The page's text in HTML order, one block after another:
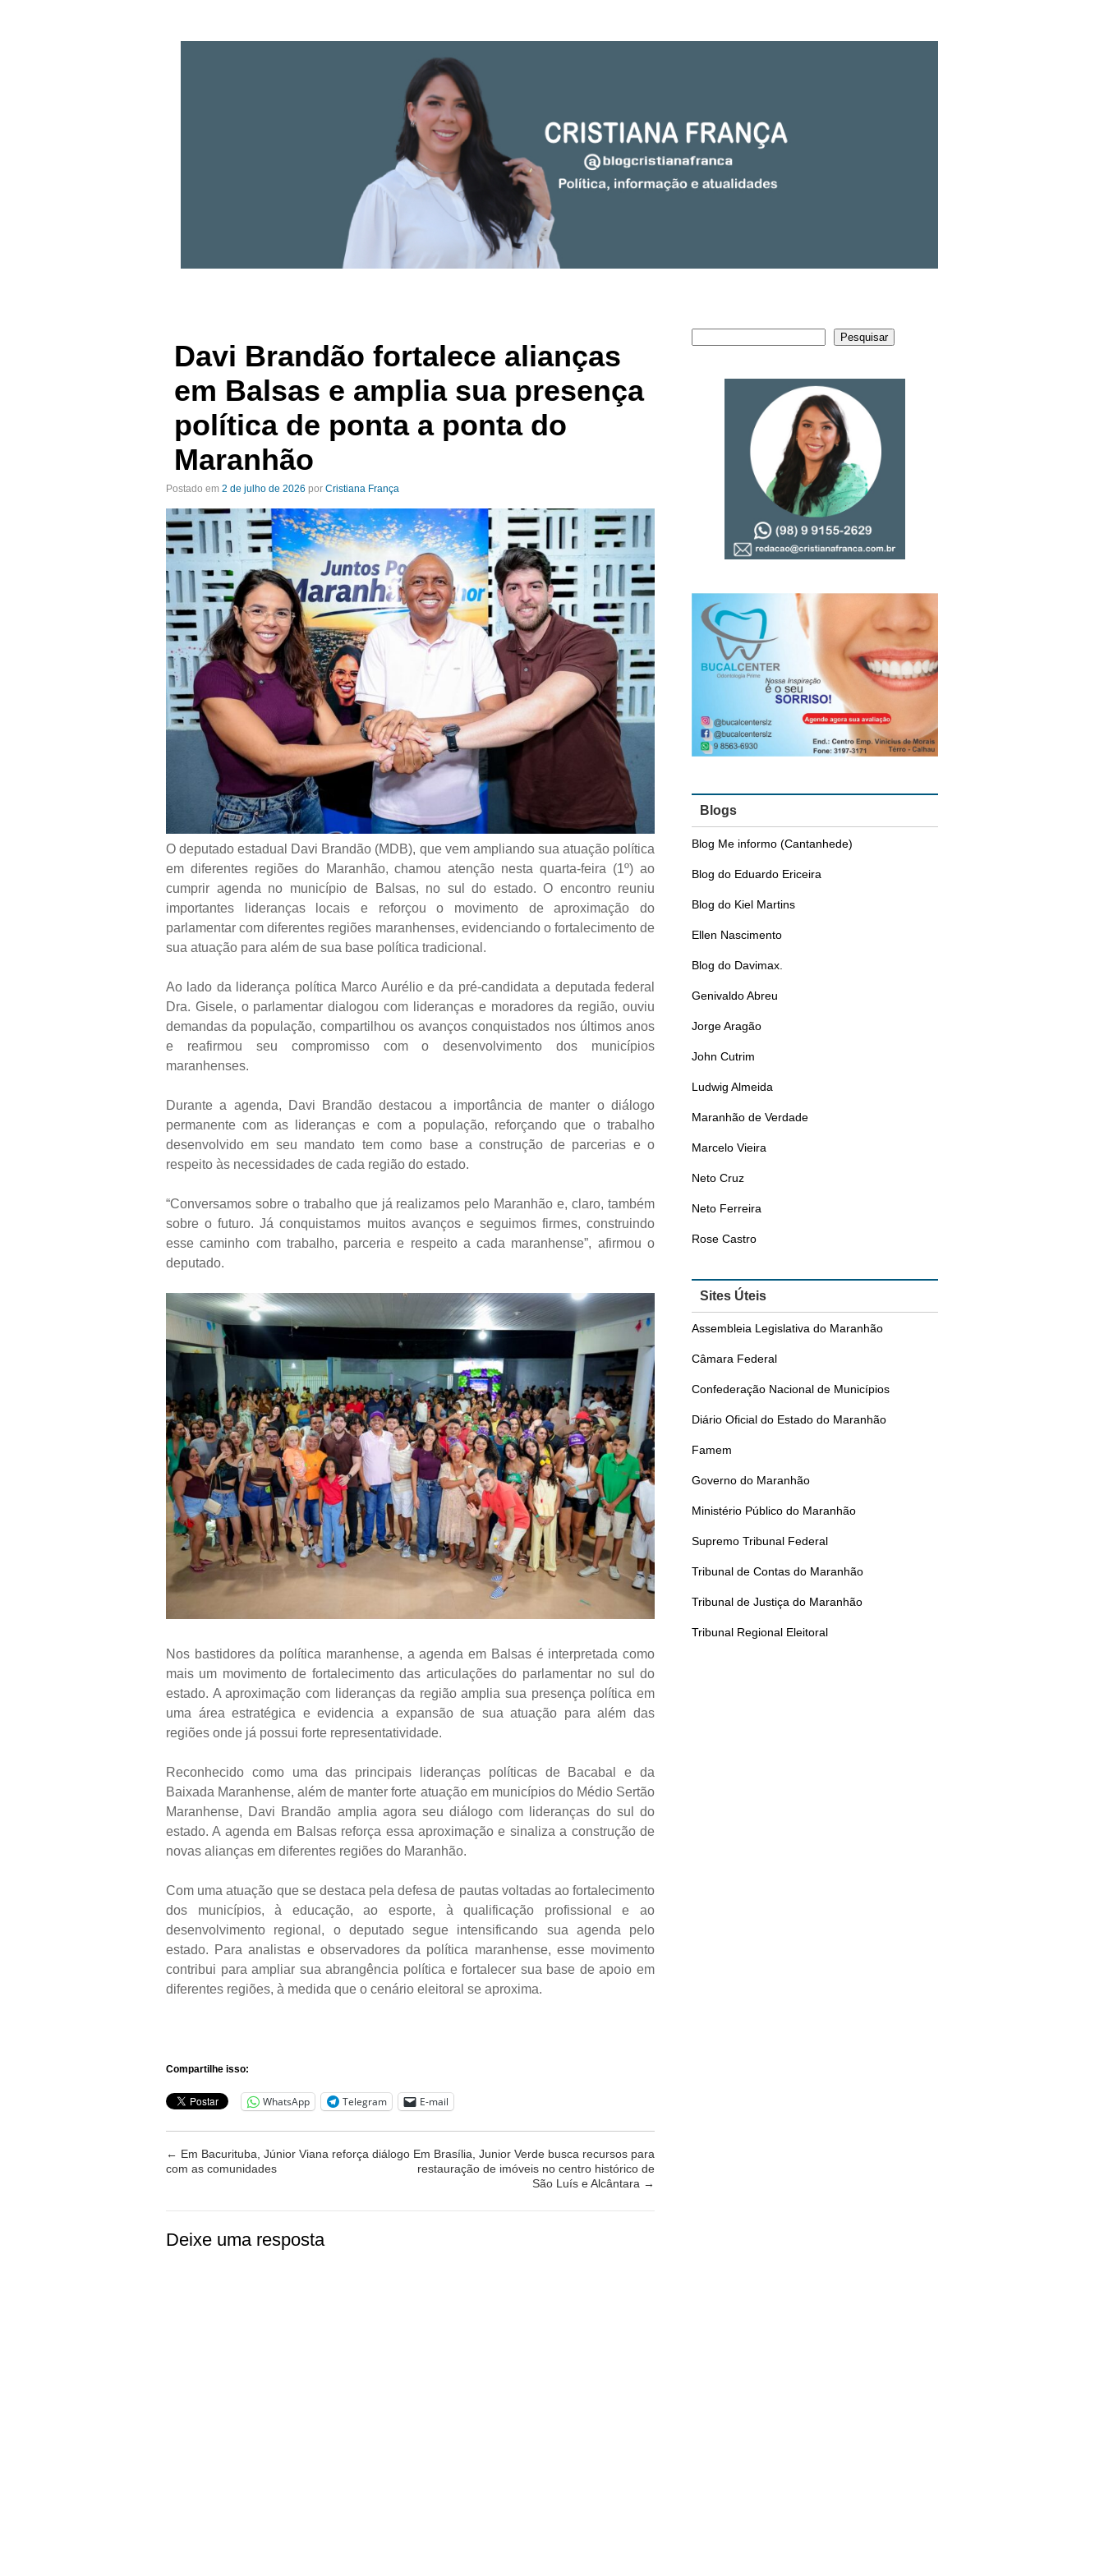
Davi Brandão fortalece alianças
em Balsas e amplia sua presença
política de ponta a ponta do
Maranhão
Postado em 2 de julho de 2026 por Cristiana França
O deputado estadual Davi Brandão (MDB), que vem ampliando sua atuação política
em diferentes regiões do Maranhão, chamou atenção nesta quarta-feira (1º) ao
cumprir agenda no município de Balsas, no sul do estado. O encontro reuniu
importantes lideranças locais e reforçou o movimento de aproximação do
parlamentar com diferentes regiões maranhenses, evidenciando o fortalecimento de
sua atuação para além de sua base política tradicional.
Ao lado da liderança política Marco Aurélio e da pré-candidata a deputada federal
Dra. Gisele, o parlamentar dialogou com lideranças e moradores da região, ouviu
demandas da população, compartilhou os avanços conquistados nos últimos anos
e reafirmou seu compromisso com o desenvolvimento dos municípios
maranhenses.
Durante a agenda, Davi Brandão destacou a importância de manter o diálogo
permanente com as lideranças e com a população, reforçando que o trabalho
desenvolvido em seu mandato tem como base a construção de parcerias e o
respeito às necessidades de cada região do estado.
“Conversamos sobre o trabalho que já realizamos pelo Maranhão e, claro, também
sobre o futuro. Já conquistamos muitos avanços e seguimos firmes, construindo
esse caminho com trabalho, parceria e respeito a cada maranhense”, afirmou o
deputado.
Nos bastidores da política maranhense, a agenda em Balsas é interpretada como
mais um movimento de fortalecimento das articulações do parlamentar no sul do
estado. A aproximação com lideranças da região amplia sua presença política em
uma área estratégica e evidencia a expansão de sua atuação para além das
regiões onde já possui forte representatividade.
Reconhecido como uma das principais lideranças políticas de Bacabal e da
Baixada Maranhense, além de manter forte atuação em municípios do Médio Sertão
Maranhense, Davi Brandão amplia agora seu diálogo com lideranças do sul do
estado. A agenda em Balsas reforça essa aproximação e sinaliza a construção de
novas alianças em diferentes regiões do Maranhão.
Com uma atuação que se destaca pela defesa de pautas voltadas ao fortalecimento
dos municípios, à educação, ao esporte, à qualificação profissional e ao
desenvolvimento regional, o deputado segue intensificando sua agenda pelo
estado. Para analistas e observadores da política maranhense, esse movimento
contribui para ampliar sua abrangência política e fortalecer sua base de apoio em
diferentes regiões, à medida que o cenário eleitoral se aproxima.
Compartilhe isso:
WhatsApp Telegram E-mail
← Em Bacurituba, Júnior Viana reforça diálogo
com as comunidades
Em Brasília, Junior Verde busca recursos para
restauração de imóveis no centro histórico de
São Luís e Alcântara →
Deixe uma resposta
Pesquisar
Blogs
Blog Me informo (Cantanhede)
Blog do Eduardo Ericeira
Blog do Kiel Martins
Ellen Nascimento
Blog do Davimax.
Genivaldo Abreu
Jorge Aragão
John Cutrim
Ludwig Almeida
Maranhão de Verdade
Marcelo Vieira
Neto Cruz
Neto Ferreira
Rose Castro
Sites Úteis
Assembleia Legislativa do Maranhão
Câmara Federal
Confederação Nacional de Municípios
Diário Oficial do Estado do Maranhão
Famem
Governo do Maranhão
Ministério Público do Maranhão
Supremo Tribunal Federal
Tribunal de Contas do Maranhão
Tribunal de Justiça do Maranhão
Tribunal Regional Eleitoral